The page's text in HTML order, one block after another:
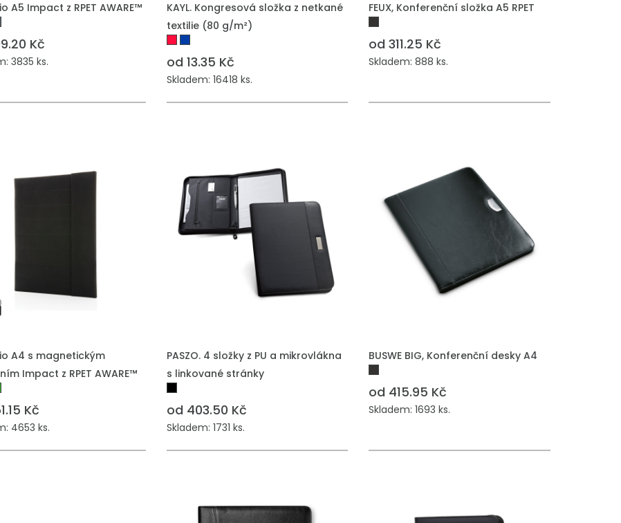
A5 Impact z RPET AWARE™
Kč
3835 ks.
KAYL. Kongresová složka z netkané
textilie (80 g/m²)
od 13.35 Kč
Skladem: 16418 ks.
FEUX, Konferenční složka A5 RPET
od 311.25 Kč
Skladem: 888 ks.
A4 s magnetickým
Impact z RPET AWARE™
Kč
4653 ks.
PASZO. 4 složky z PU a mikrovlákna
s linkované stránky
od 403.50 Kč
Skladem: 1731 ks.
BUSWE BIG, Konferenční desky A4
od 415.95 Kč
Skladem: 1693 ks.